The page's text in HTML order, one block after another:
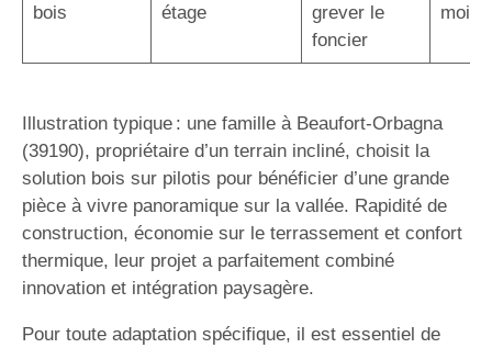
bois
étage
grever le
foncier
mois
Illustration typique : une famille à Beaufort-Orbagna
(39190), propriétaire d’un terrain incliné, choisit la
solution bois sur pilotis pour bénéficier d’une grande
pièce à vivre panoramique sur la vallée. Rapidité de
construction, économie sur le terrassement et confort
thermique, leur projet a parfaitement combiné
innovation et intégration paysagère.
Pour toute adaptation spécifique, il est essentiel de